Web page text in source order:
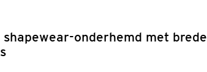
shapewear-onderhemd met brede